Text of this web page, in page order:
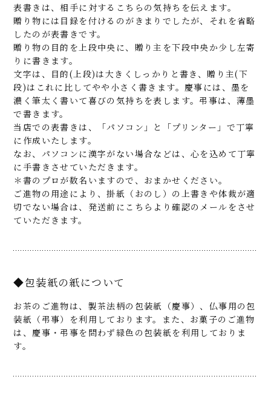
表書きは、相手に対するこちらの気持ちを伝えます。
贈り物には目録を付けるのがきまりでしたが、それを省略
したのが表書きです。
贈り物の目的を上段中央に、贈り主を下段中央か少し左寄
りに書きます。
文字は、目的(上段)は大きくしっかりと書き、贈り主(下
段)はこれに比してやや小さく書きます。慶事には、墨を
濃く筆太く書いて喜びの気持ちを表します。弔事は、薄墨
で書きます。
当店での表書きは、「パソコン」と「プリンター」で丁寧
に作成いたします。
なお、パソコンに漢字がない場合などは、心を込めて丁寧
に手書きさせていただきます。
＊書のプロが数名いますので、おまかせください。
ご進物の用途により、掛紙（おのし）の上書きや体裁が適
切でない場合は、発送前にこちらより確認のメールをさせ
ていただきます。
◆包装紙の紙について
お茶のご進物は、製茶法柄の包装紙（慶事）、仏事用の包
装紙（弔事）を利用しております。また、お菓子のご進物
は、慶事・弔事を問わず緑色の包装紙を利用しておりま
す。